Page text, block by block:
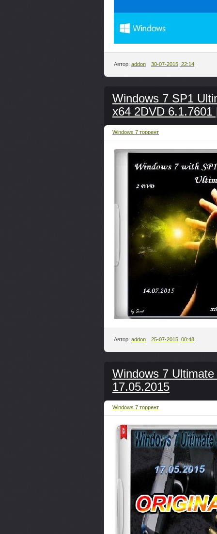
Автор: addon 30-07-2015, 22:14
Windows 7 SP1
x64 2DVD 6.1.7601
Windows 7 торрент
Автор: addon 25-07-2015, 00:48
Windows 7
17.05.2015
Windows 7 торрент